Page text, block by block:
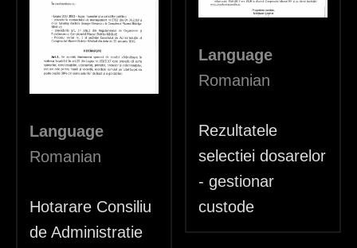
Language
Romanian
Rezultatele
selectiei dosarelor
- gestionar
custode
Language
Romanian
Hotarare Consiliu
de Administratie